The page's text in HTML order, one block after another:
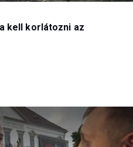
kell korlátozni az